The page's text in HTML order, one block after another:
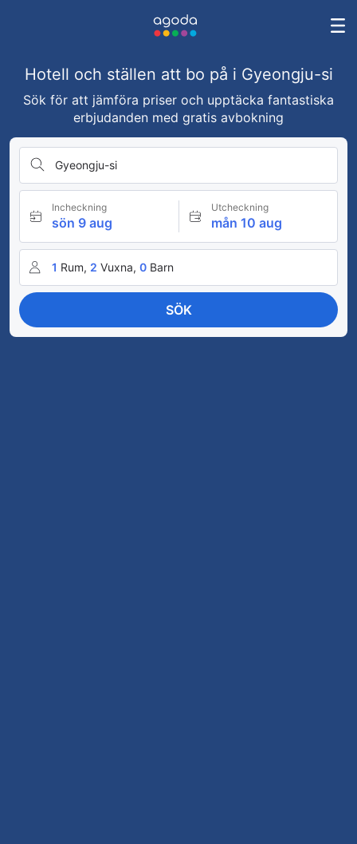
Hotell och ställen att bo på i Gyeongju-si
Sök för att jämföra priser och upptäcka fantastiska
erbjudanden med gratis avbokning
Gyeongju-si
Incheckning
sön 9 aug
Utcheckning
mån 10 aug
1 Rum, 2 Vuxna, 0 Barn
SÖK